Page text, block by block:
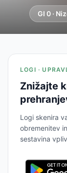
GI 0 ·
LOGI ·
Znižajte
Logi skenira
obremenitev
sestavina